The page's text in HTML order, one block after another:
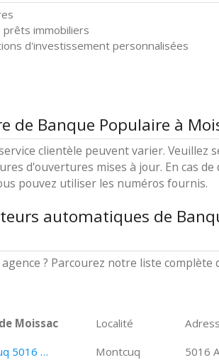
prêts immobiliers
d'investissement personnalisées
de Banque Populaire à
clientèle peuvent varier. Veuillez
d'ouvertures mises à jour. En cas
pouvez utiliser les numéros fournis.
automatiques de
? Parcourez notre liste complète
Moissac Localité
Banque Populaire Montcuq 5016 Avenue de La Promenade
Montcuq
5016